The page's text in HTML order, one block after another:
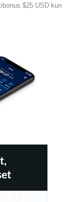
$25 USD kun